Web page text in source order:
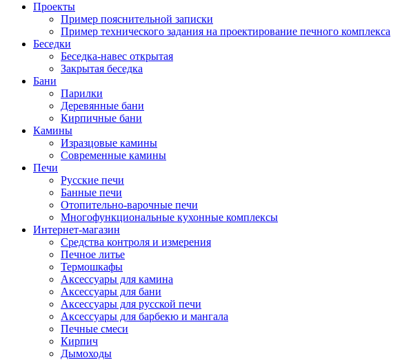
Проекты
Пример пояснительной записки
Пример технического задания на проектирование печного комплекса
Беседки
Беседка-навес открытая
Закрытая беседка
Бани
Парилки
Деревянные бани
Кирпичные бани
Камины
Изразцовые камины
Современные камины
Печи
Русские печи
Банные печи
Отопительно-варочные печи
Многофункциональные кухонные комплексы
Интернет-магазин
Средства контроля и измерения
Печное литье
Термошкафы
Аксессуары для камина
Аксессуары для бани
Аксессуары для русской печи
Аксессуары для барбекю и мангала
Печные смеси
Кирпич
Дымоходы